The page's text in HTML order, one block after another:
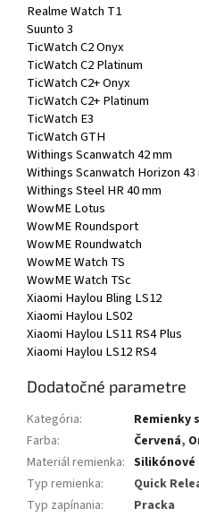
Realme Watch T1
Suunto 3
TicWatch C2 Onyx
TicWatch C2 Platinum
TicWatch C2+ Onyx
TicWatch C2+ Platinum
TicWatch E3
TicWatch GTH
Withings Scanwatch 42 mm
Withings Scanwatch Horizon 43
Withings Steel HR 40 mm
WowME Lotus
WowME Roundsport
WowME Roundwatch
WowME Watch TS
WowME Watch TSc
Xiaomi Haylou Bling LS12
Xiaomi Haylou LS02
Xiaomi Haylou LS11 RS4 Plus
Xiaomi Haylou LS12 RS4
Dodatočné parametre
Kategória:
Remienky
Farba: Červená,
Materiál remienka: Silikónové
Typ remienka:
Quick
Typ zapínania:
Pracka